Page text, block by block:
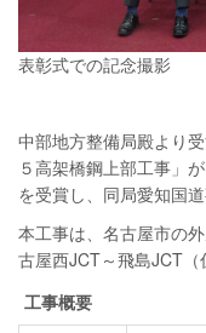
表彰式での記念撮影
中部地方整備局殿より
５高架橋鋼上部工事」
を受賞し、同局愛知国
本工事は、名古屋市の
古屋西JCT～飛島JCT（
工事概要